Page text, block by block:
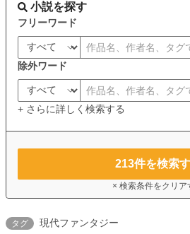
小説を探す
フリーワード
除外ワード
+ さらに詳しく検索する
213件を検索
× 検索条件をクリア
タグ 現代ファンタジー